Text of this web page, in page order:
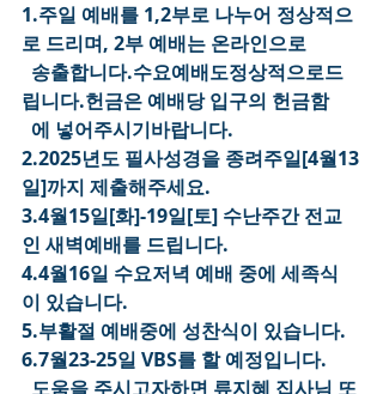
1.주일 예배를 1,2부로 나누어 정상적으
로 드리며, 2부 예배는 온라인으로
송출합니다.수요예배도정상적으로드
립니다.헌금은 예배당 입구의 헌금함
에 넣어주시기바랍니다.
2.2025년도 필사성경을 종려주일[4월13
일]까지 제출해주세요.
3.4월15일[화]-19일[토] 수난주간 전교
인 새벽예배를 드립니다.
4.4월16일 수요저녁 예배 중에 세족식
이 있습니다.
5.부활절 예배중에 성찬식이 있습니다.
6.7월23-25일 VBS를 할 예정입니다.
도움을 주시고자하면 류지혜 집사님 또